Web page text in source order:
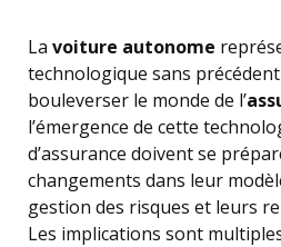
La voiture autonome
technologique sans
bouleverser le monde de l’
l’émergence de cette
d’assurance doivent se
changements dans leur
gestion des risques et leurs
Les implications sont